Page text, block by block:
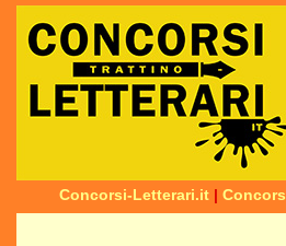
Concorsi-Letterari.it |